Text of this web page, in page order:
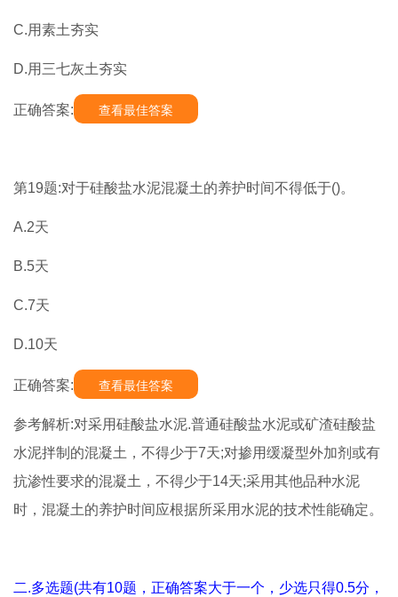
C.用素土夯实
D.用三七灰土夯实
正确答案: 查看最佳答案
第19题:对于硅酸盐水泥混凝土的养护时间不得低于()。
A.2天
B.5天
C.7天
D.10天
正确答案: 查看最佳答案
参考解析:对采用硅酸盐水泥.普通硅酸盐水泥或矿渣硅酸盐
水泥拌制的混凝土，不得少于7天;对掺用缓凝型外加剂或有
抗渗性要求的混凝土，不得少于14天;采用其他品种水泥
时，混凝土的养护时间应根据所采用水泥的技术性能确定。
二.多选题(共有10题，正确答案大于一个，少选只得0.5分，